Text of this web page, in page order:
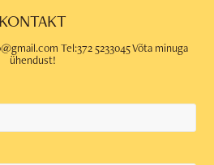
KONTAKT
Tel:372 5233045 Võta minuga
ühendust!